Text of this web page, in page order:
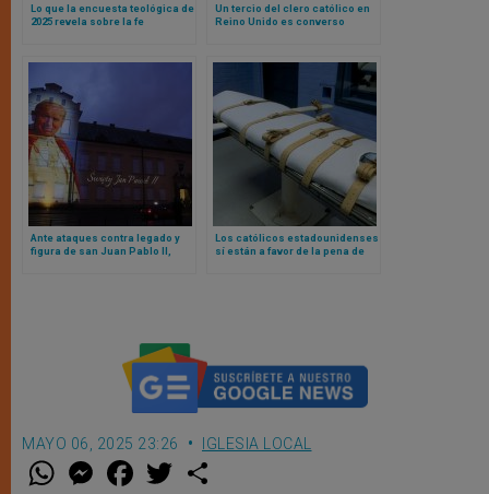
Lo que la encuesta teológica de
2025 revela sobre la fe
Un tercio del clero católico en
Reino Unido es converso
investigación
Ante ataques contra legado y
figura de san Juan Pablo II,
Los católicos estadounidenses
sí están a favor de la pena de
MAYO 06, 2025 23:26 IGLESIA LOCAL
W M
e
F
a w